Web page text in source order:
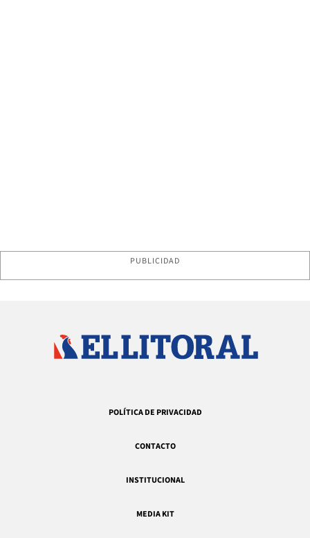
PUBLICIDAD
POLÍTICA DE PRIVACIDAD
CONTACTO
INSTITUCIONAL
MEDIA KIT